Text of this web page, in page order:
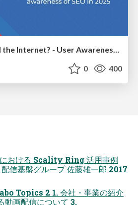
0 400
おける Scality Ring 活⽤事例
信基盤グループ 佐藤雄⼀郎 2017
Topics 2 1. 会社・事業の紹介
画配信について 3.